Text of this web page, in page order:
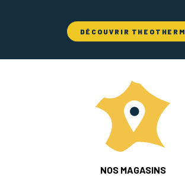
DÉCOUVRIR THEOTHERM
NOS MAGASINS